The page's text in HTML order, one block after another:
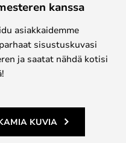
kanssa
asiakkaidemme
sisustuskuvasi
ja saatat nähdä kotisi
KUVIA